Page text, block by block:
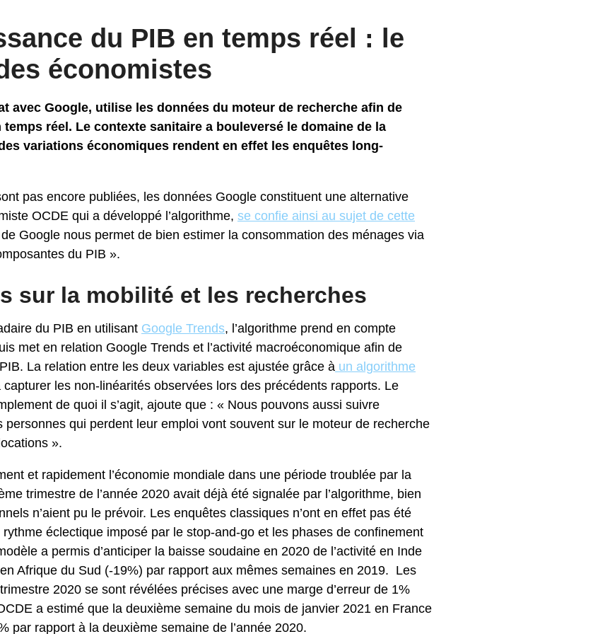
du PIB en temps réel : le
économistes
avec Google, utilise les données du moteur de recherche afin de
réel. Le contexte sanitaire a bouleversé le domaine de la
variations économiques rendent en effet les enquêtes long-
pas encore publiées, les données Google constituent une alternative
OCDE qui a développé l’algorithme, se confie ainsi au sujet de cette
Google nous permet de bien estimer la consommation des ménages via
du PIB ».
sur la mobilité et les recherches
du PIB en utilisant Google Trends, l’algorithme prend en compte
met en relation Google Trends et l’activité macroéconomique afin de
La relation entre les deux variables est ajustée grâce à un algorithme
capturer les non-linéarités observées lors des précédents rapports. Le
de quoi il s’agit, ajoute que : « Nous pouvons aussi suivre
personnes qui perdent leur emploi vont souvent sur le moteur de recherche
».
et rapidement l’économie mondiale dans une période troublée par la
trimestre de l’année 2020 avait déjà été signalée par l’algorithme, bien
n’aient pu le prévoir. Les enquêtes classiques n’ont en effet pas été
éclectique imposé par le stop-and-go et les phases de confinement
a permis d’anticiper la baisse soudaine en 2020 de l’activité en Inde
Afrique du Sud (-19%) par rapport aux mêmes semaines en 2019. Les
2020 se sont révélées précises avec une marge d’erreur de 1%
a estimé que la deuxième semaine du mois de janvier 2021 en France
par rapport à la deuxième semaine de l’année 2020.